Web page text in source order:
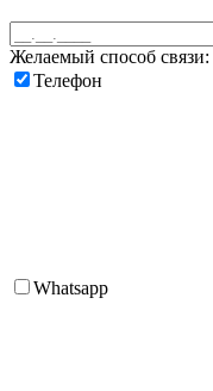
Желаемый способ связи:
Телефон
Whatsapp